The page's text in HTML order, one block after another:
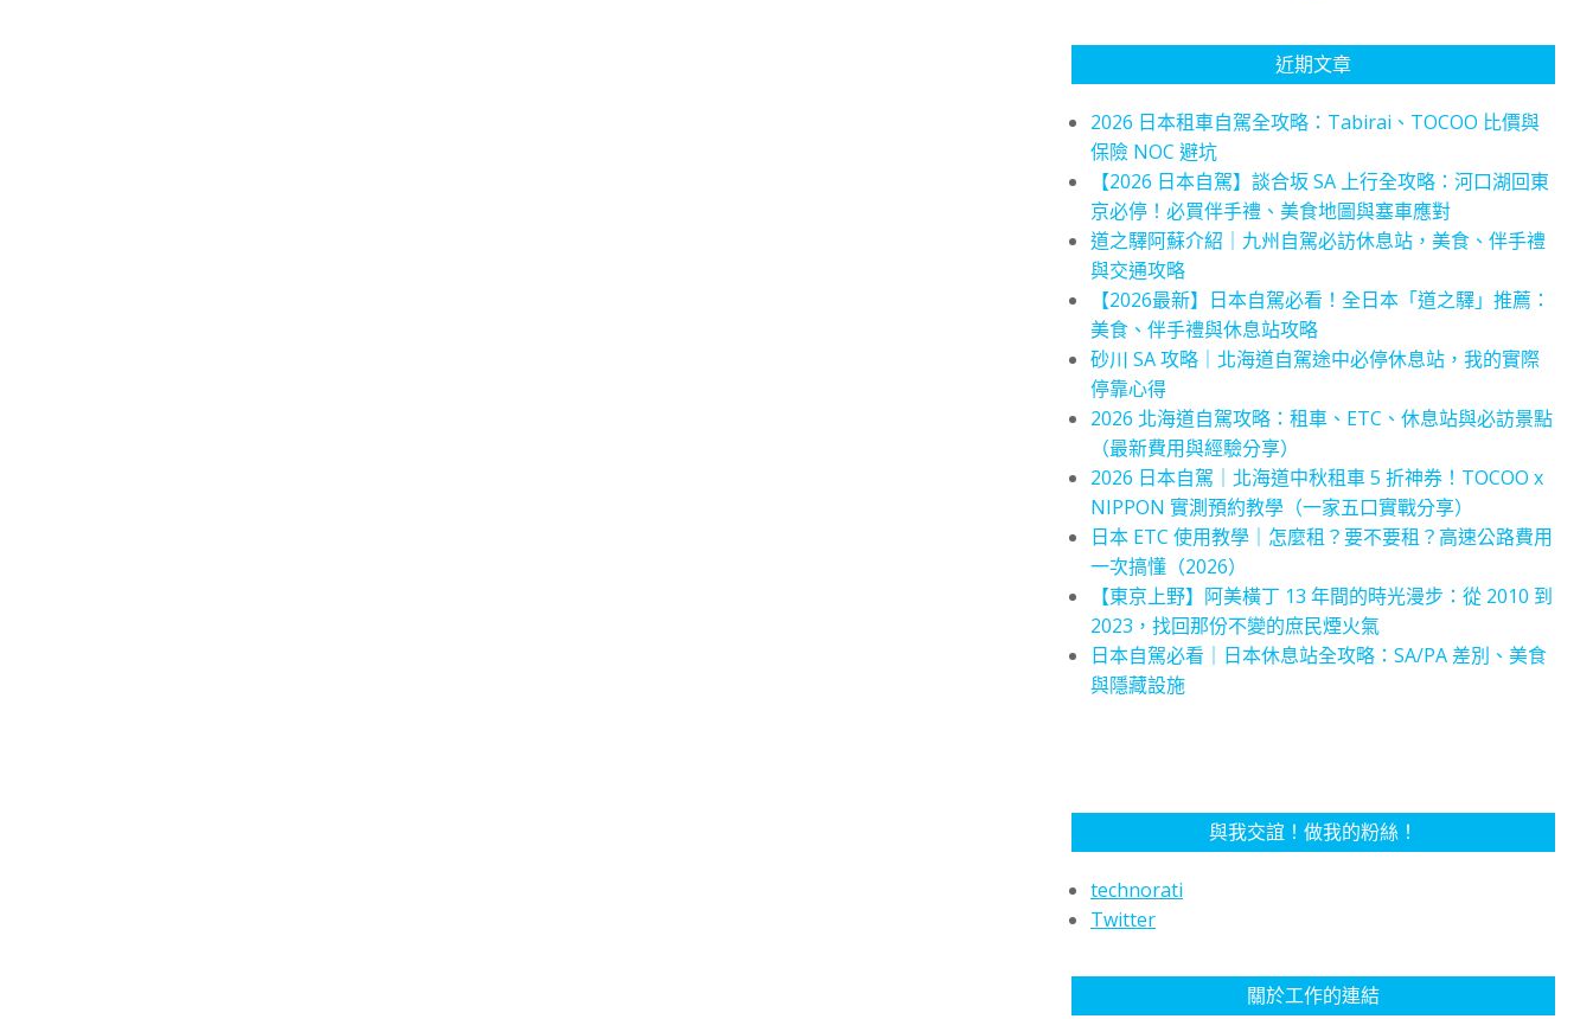
近期文章
2026 日本租車自駕全攻略：Tabirai、TOCOO 比價與
保險 NOC 避坑
【2026 日本自駕】談合坂 SA 上行全攻略：河口湖回東
京必停！必買伴手禮、美食地圖與塞車應對
道之驛阿蘇介紹｜九州自駕必訪休息站，美食、伴手禮
與交通攻略
【2026最新】日本自駕必看！全日本「道之驛」推薦：
美食、伴手禮與休息站攻略
砂川 SA 攻略｜北海道自駕途中必停休息站，我的實際
停靠心得
2026 北海道自駕攻略：租車、ETC、休息站與必訪景點
（最新費用與經驗分享）
2026 日本自駕｜北海道中秋租車 5 折神券！TOCOO x
NIPPON 實測預約教學（一家五口實戰分享）
日本 ETC 使用教學｜怎麼租？要不要租？高速公路費用
一次搞懂（2026）
【東京上野】阿美橫丁 13 年間的時光漫步：從 2010 到
2023，找回那份不變的庶民煙火氣
日本自駕必看｜日本休息站全攻略：SA/PA 差別、美食
與隱藏設施
與我交誼！做我的粉絲！
technorati
Twitter
關於工作的連結